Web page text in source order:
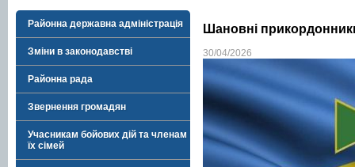
Районна державна адміністрація
Зміни в законодавстві
Районна рада
Звернення громадян
Учасникам бойових дій та членам
їх сімей
Шановні
30/04/2026